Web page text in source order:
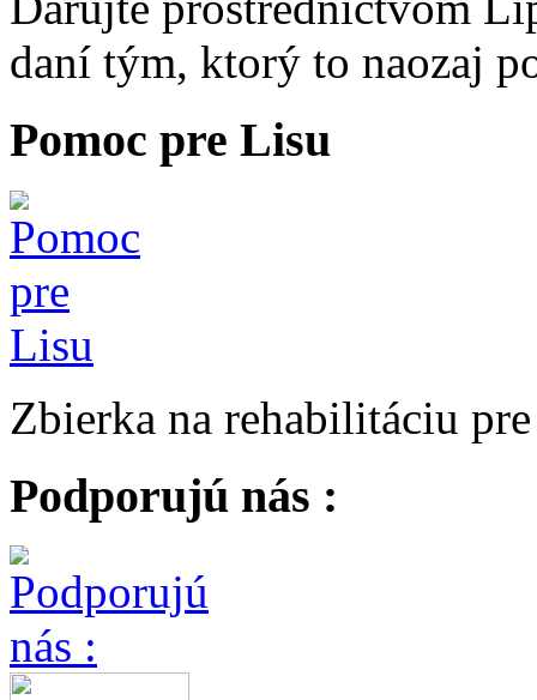
daní tým, ktorý to naozaj
Pomoc pre Lisu
Zbierka na rehabilitáciu
Podporujú nás :